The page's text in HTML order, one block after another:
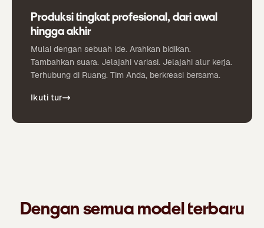
Produksi tingkat profesional, dari awal
hingga akhir
Mulai dengan sebuah ide. Arahkan bidikan.
Tambahkan suara. Jelajahi variasi. Jelajahi alur kerja.
Terhubung di Ruang. Tim Anda, berkreasi bersama.
Ikuti tur
Dengan semua model terbaru